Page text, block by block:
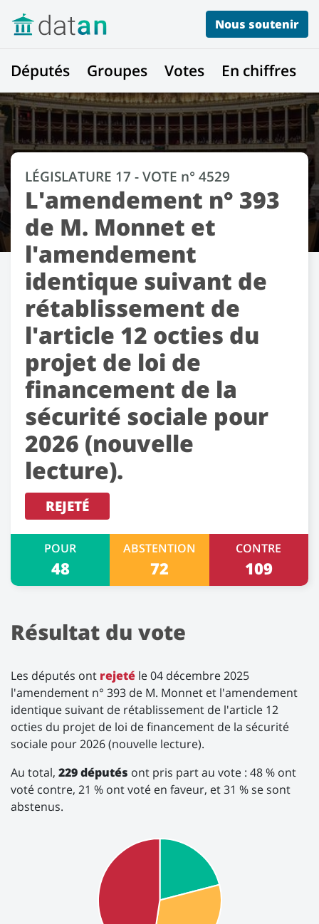
Nous soutenir
Députés Groupes Votes En chiffres
LÉGISLATURE 17 - VOTE n° 4529
L'amendement n° 393
de M. Monnet et
l'amendement
identique suivant de
rétablissement de
l'article 12 octies du
projet de loi de
financement de la
sécurité sociale pour
2026 (nouvelle
lecture).
REJETÉ
POUR
48
ABSTENTION
72
CONTRE
109
Résultat du vote
Les députés ont rejeté le 04 décembre 2025
l'amendement n° 393 de M. Monnet et l'amendement
identique suivant de rétablissement de l'article 12
octies du projet de loi de financement de la sécurité
sociale pour 2026 (nouvelle lecture).
Au total, 229 députés ont pris part au vote : 48 % ont
voté contre, 21 % ont voté en faveur, et 31 % se sont
abstenus.